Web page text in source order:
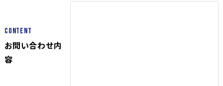
Content
お問い合わせ内
容